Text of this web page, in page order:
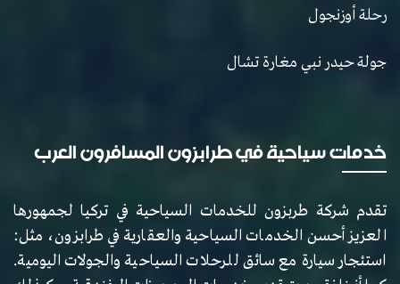
رحلة أوزنجول
جولة حيدر نبي مغارة تشال
خدمات سياحية في طرابزون المسافرون العرب
تقدم شركة طربزون للخدمات السياحية في تركيا لجمهورها
العزيز أحسن الخدمات السياحية والعقارية في طرابزون، مثل:
استئجار سيارة مع سائق للرحلات السياحية والجولات اليومية.